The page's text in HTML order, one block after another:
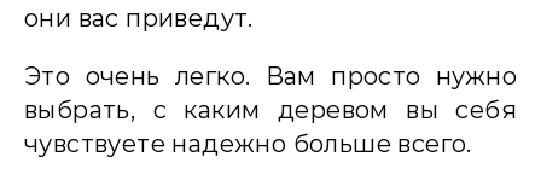
они вас приведут.
Это очень легко. Вам просто нужно
выбрать, с каким деревом вы себя
чувствуете надежно больше всего.